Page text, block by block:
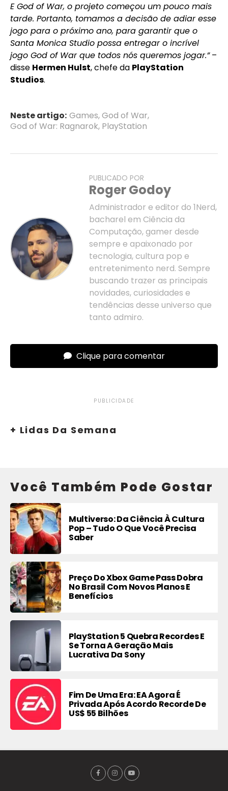
E God of War, o projeto começou um pouco mais
tarde. Portanto, tomamos a decisão de adiar esse
jogo para o próximo ano, para garantir que o
Santa Monica Studio possa entregar o incrível
jogo God of War que todos nós queremos jogar.”–
disse Hermen Hulst, chefe da PlayStation
Studios.
Neste artigo: Games,God of War,
God of War: Ragnarok, PlayStation
PUBLICADO POR
Roger Godoy
Administrador e editor do 1Nerd,
bacharel em Ciência da
Computação, gamer desde
sempre e apaixonado por
tecnologia, cultura pop e
entretenimento nerd. Sempre
buscando trazer as principais
novidades, curiosidades e
tendências desse universo que
tanto admiro.
Clique para comentar
PUBLICIDADE
+ Lidas Da Semana
Você Também Pode Gostar
Multiverso: Da Ciência À Cultura
Pop – Tudo O Que Você Precisa
Saber
Preço Do Xbox Game Pass Dobra
No Brasil Com Novos Planos E
Benefícios
PlayStation 5 Quebra Recordes E
Se Torna A Geração Mais
Lucrativa Da Sony
Fim De Uma Era: EA Agora É
Privada Após Acordo Recorde De
US$ 55 Bilhões